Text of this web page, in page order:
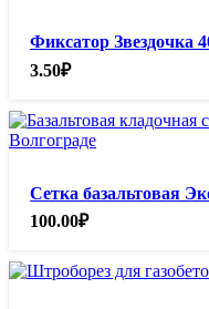
Фиксатор Звездочка
3.50₽
Сетка базальтовая
100.00₽